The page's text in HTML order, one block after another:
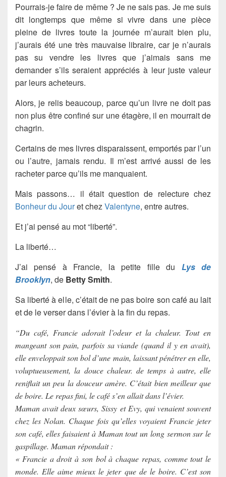
Pourrais-je faire de même ? Je ne sais pas. Je me suis
dit longtemps que même si vivre dans une pièce
pleine de livres toute la journée m’aurait bien plu,
j’aurais été une très mauvaise libraire, car je n’aurais
pas su vendre les livres que j’aimais sans me
demander s’ils seraient appréciés à leur juste valeur
par leurs acheteurs.
Alors, je relis beaucoup, parce qu’un livre ne doit pas
non plus être confiné sur une étagère, il en mourrait de
chagrin.
Certains de mes livres disparaissent, emportés par l’un
ou l’autre, jamais rendu. Il m’est arrivé aussi de les
racheter parce qu’ils me manquaient.
Mais passons… il était question de relecture chez
Bonheur du Jouret chez Valentyne, entre autres.
Et j’ai pensé au mot “liberté”.
La liberté…
J’ai pensé à Francie, la petite fille du Lys de
Brooklyn, de Betty Smith.
Sa liberté à elle, c’était de ne pas boire son café au lait
et de le verser dans l’évier à la fin du repas.
“Du café, Francie adorait l’odeur et la chaleur. Tout en
mangeant son pain, parfois sa viande (quand il y en avait),
elle enveloppait son bol d’une main, laissant pénétrer en elle,
voluptueusement, la douce chaleur. de temps à autre, elle
reniflait un peu la douceur amère. C’était bien meilleur que
de boire. Le repas fini, le café s’en allait dans l’évier.
Maman avait deux sœurs, Sissy et Evy, qui venaient souvent
chez les Nolan. Chaque fois qu’elles voyaient Francie jeter
son café, elles faisaient à Maman tout un long sermon sur le
gaspillage. Maman répondait :
« Francie a droit à son bol à chaque repas, comme tout le
monde. Elle aime mieux le jeter que de le boire. C’est son